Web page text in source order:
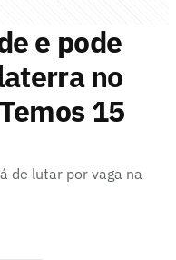
e pode
no
15
de lutar por vaga na